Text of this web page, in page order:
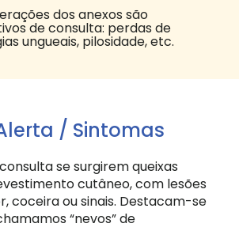
dos anexos são
de consulta: perdas de
ungueais, pilosidade, etc.
/ Sintomas
se surgirem queixas
cutâneo, com lesões
coceira ou sinais. Destacam-se
“nevos” de